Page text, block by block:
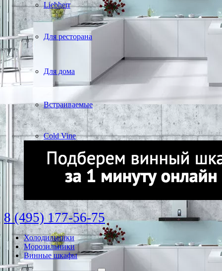
Liebherr
Для ресторана
Для дома
Встраиваемые
Cold Vine
8 (495) 177-56-75
Холодильники
Морозильники
Винные шкафы